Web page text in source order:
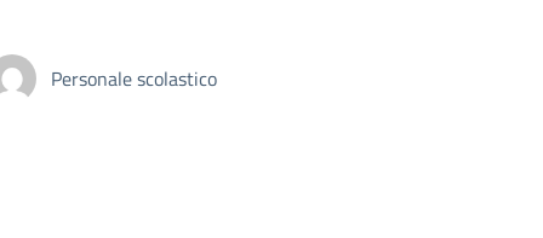
Personale scolastico